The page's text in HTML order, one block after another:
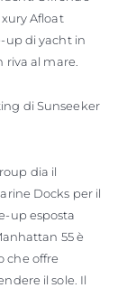
Afloat
up di yacht in
al mare.
di Sunseeker
dia il
Docks per il
up esposta
55 è
che offre
il sole. Il